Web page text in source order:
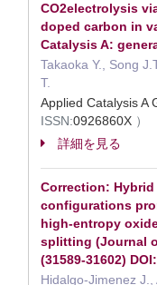
CO2electrolysis
doped carbon in
Catalysis A:
Takaoka Y., Song
T.
Applied Catalysis
ISSN:0926860X ）
詳細を見る
Correction:
configurations
high-entropy
splitting (Journal
(31589-31602)
Hidalgo-Jimenez J.,